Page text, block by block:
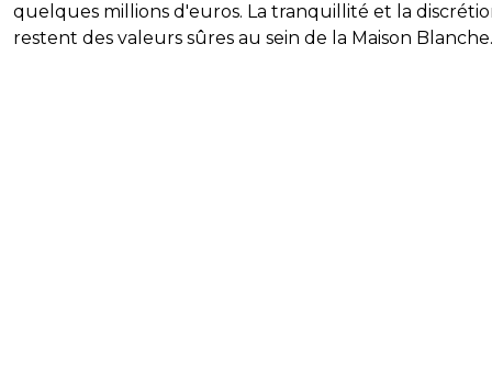
quelques millions d'euros. La tranquillité et la
restent des valeurs sûres au sein de la Maison Blanche.